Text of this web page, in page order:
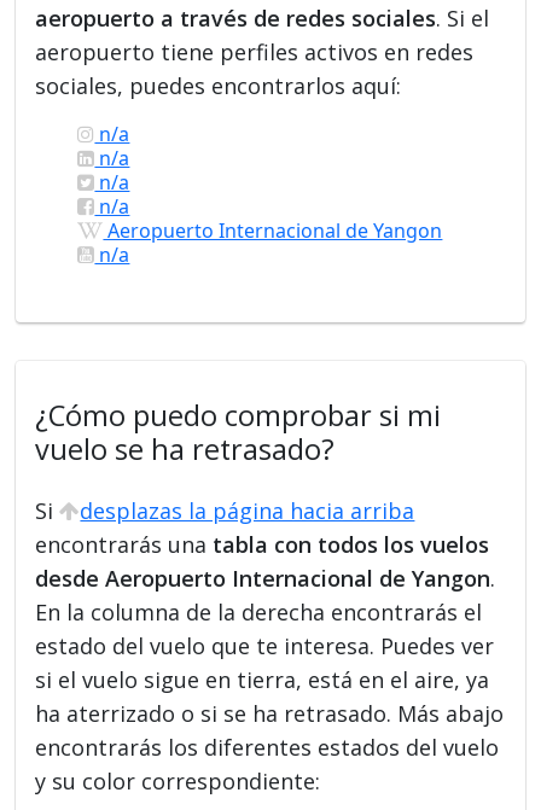
aeropuerto a través de redes sociales. Si el
aeropuerto tiene perfiles activos en redes
sociales, puedes encontrarlos aquí:
n/a
n/a
n/a
n/a
Aeropuerto Internacional de Yangon
n/a
¿Cómo puedo comprobar si mi
vuelo se ha retrasado?
Si
desplazas la página hacia arriba
encontrarás una tabla con todos los vuelos
desde Aeropuerto Internacional de Yangon.
En la columna de la derecha encontrarás el
estado del vuelo que te interesa. Puedes ver
si el vuelo sigue en tierra, está en el aire, ya
ha aterrizado o si se ha retrasado. Más abajo
encontrarás los diferentes estados del vuelo
y su color correspondiente: